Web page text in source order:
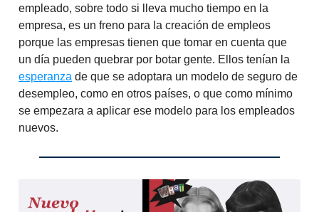
empleado, sobre todo si lleva mucho tiempo en la
empresa, es un freno para la creación de empleos
porque las empresas tienen que tomar en cuenta que
un día pueden quebrar por botar gente. Ellos tenían la
esperanza de que se adoptara un modelo de seguro de
desempleo, como en otros países, o que como mínimo
se empezara a aplicar ese modelo para los empleados
nuevos.